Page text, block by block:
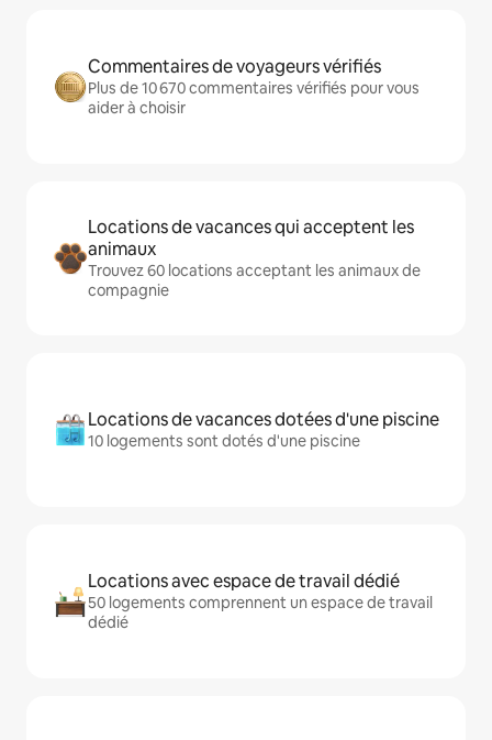
Commentaires de voyageurs vérifiés
Plus de 10 670 commentaires vérifiés pour vous
aider à choisir
Locations de vacances qui acceptent les
animaux
Trouvez 60 locations acceptant les animaux de
compagnie
Locations de vacances dotées d'une piscine
10 logements sont dotés d'une piscine
Locations avec espace de travail dédié
50 logements comprennent un espace de travail
dédié